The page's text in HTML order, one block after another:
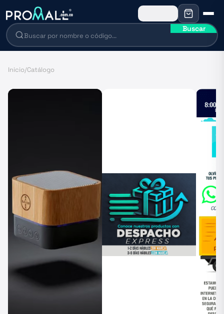
Buscar
Inicio/Catálogo